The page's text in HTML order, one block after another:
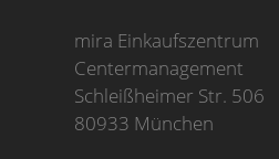
mira Einkaufszentrum
Centermanagement
Schleißheimer Str. 506
80933 München